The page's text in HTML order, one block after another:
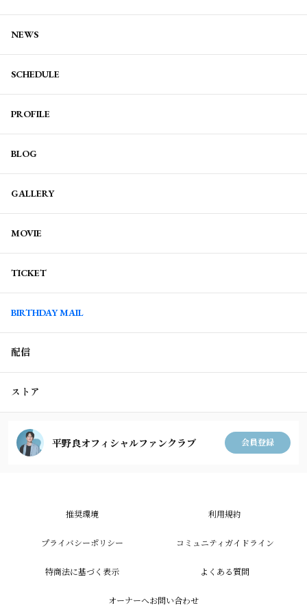
NEWS
SCHEDULE
PROFILE
BLOG
GALLERY
MOVIE
TICKET
BIRTHDAY MAIL
配信
ストア
平野良オフィシャルファンクラブ 会員登録
推奨環境 利用規約
プライバシーポリシー コミュニティガイドライン
特商法に基づく表示 よくある質問
オーナーへお問い合わせ